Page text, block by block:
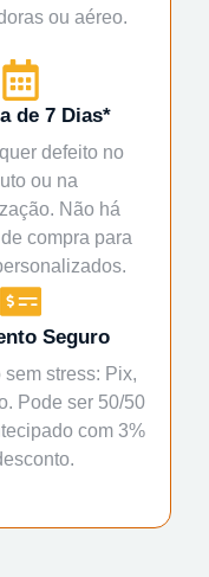
ou aéreo.
de 7 Dias*
defeito no
ou na
Não há
compra para
Seguro
sem stress: Pix,
Pode ser 50/50
com 3%